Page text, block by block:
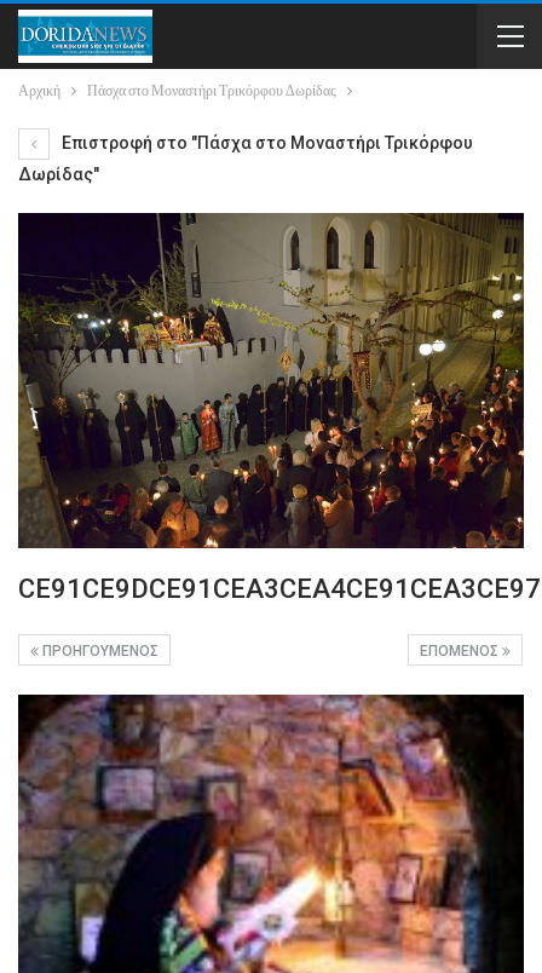
Αρχική Πάσχα στο Μοναστήρι Τρικόρφου Δωρίδας
Επιστροφή στο "Πάσχα στο Μοναστήρι Τρικόρφου
Δωρίδας"
ΕΠΌΜΕΝΟΣ
ΠΡΟΗΓΟΎΜΕΝΟΣ